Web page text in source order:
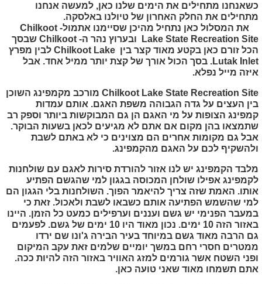
כשאנחנו מתחילים את הימים שלנו כאן, למעשה אנחנו
מתחילים את החלק האחרון של טיולנו באלסקה.
את המסלול כאן נתחיל מהיכן שסיימנו אתמול-Chilkoot
Lake State Recreation Site
ובערוץ נהר ה-Chilkoot שבסך
הכל זורם כאן בקטע מאוד קצר ביןChilkoot Lake לבין מפרץ
Lutak Inlet. בסך הכול אורך של קצת יותר ממיל אחד. אבל
איזה מייל נפלא.
Chilkoot Lake State Recreation Site מורכב מקמפינג השוכן
בין העצים על גדה הגבוהה משפת האגם. אותם עמדות
קמפינג הצופות על מי האגם הן גם המבוקשות ביותר וספק רב
שתמצאו בהן מקום אם אתם לא מגיעים לכאן בשעות הבוקר.
אבל גם מקומות אחרים הם מצוינים כי לא באתם לשבת
ולהשקיף לכם על האגם מהקמפינג.
מלבד הקמפינג יש לנו אזור להורדת סירות לאגם עם שולחנות
לקמפינג אפילו שולחן המכוסה בגגון למי שהגשם הפתיע
אותו. האמת שזה צריך להיאמר הפוך. השולחנות בלי הגגון הם
למי שהשמש הפתיעה אותם כשבאו לשבת ולאכול. זאת כי
במעבר הפנימי יש גשם ועננים וערפילים כמעט כל הזמן. היינו
באזור הזה 10 ימים. נכון מאוד היו 10 ימים של גשם. לפעמים
גם הרבה מאוד גשם במיוחד בעיר הבירה ג'ונו שם ירדו
ממטרים חסרי רחם במשך יומיים שלמים זאת עקב המיקום
ופני השטח אשר גורמים למזג האוויר באזור הזה להיות ככה.
אתם תשמחו מאוד שאני טועה כאן.